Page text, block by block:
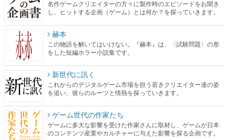
名作ゲームクリエイターの方々に製作時のエピソードをお聞き
し、ヒットする企画（ゲーム）とは何か？を探っていきます。
赫本
この物語を解いてはいけない。『赫本』は、〈試験問題〉の形
をした短編ホラー小説集です。
新世代に訊く
これからのデジタルゲーム市場を担う若きクリエイター達の姿
を追い、彼らのルーツと情熱を探っていきます。
ゲーム世代の作家たち
ゲームに多大な影響を受けた作家さんに取材し、ゲームが日本
のコンテンツ産業やカルチャーに与えた影響を探る企画です。